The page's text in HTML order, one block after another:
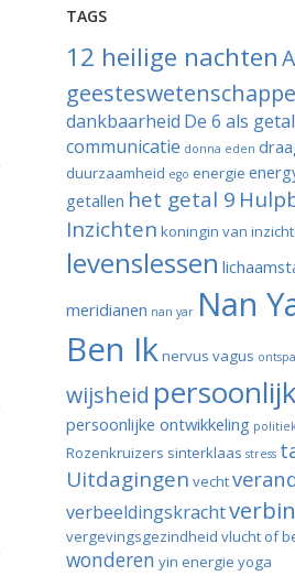
TAGS
12 heilige nachten
dankbaarheid De 6 als
communicatie donna eden
duurzaamheid ego energie
getallen het getal 9
Inzichten koningin van
levenslessen
meridianen nan yar Nan
Ben Iknervus vagus
wijsheid
persoonlijke ontwikkeling
Rozenkruizers sinterklaas stress
Uitdagingen vecht
verbeeldingskracht
vergevingsgezindheid vlucht of
wonderen yin energie yoga